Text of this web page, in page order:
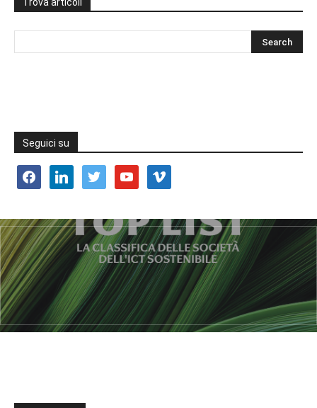
Seguici su
facebooklinkedin twitter youtube vimeo